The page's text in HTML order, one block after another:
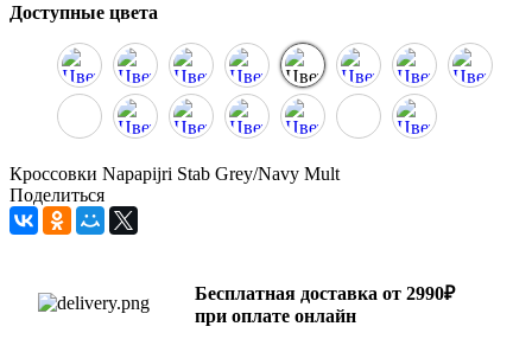
Доступные цвета
Кроссовки Napapijri Stab Grey/Navy Mult
Поделиться
Бесплатная доставка от 2990₽
при оплате онлайн